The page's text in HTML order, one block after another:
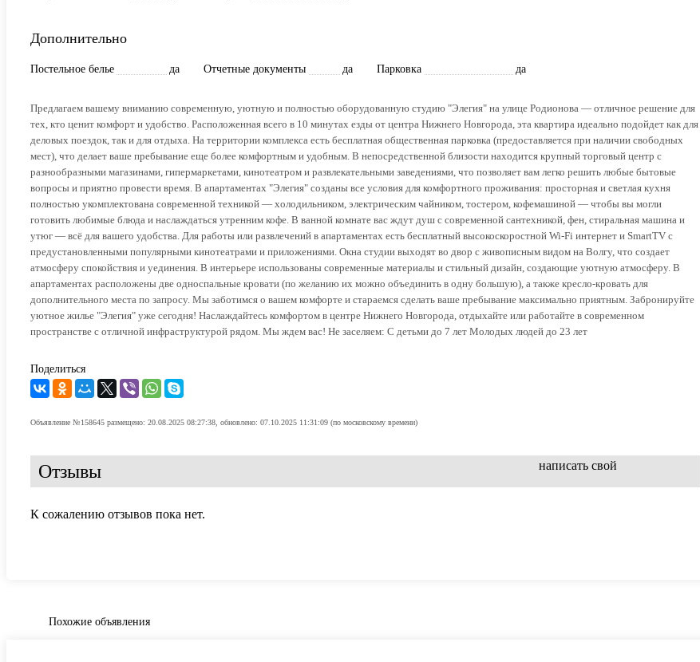
Дополнительно
Постельное белье да Отчетные документы да Парковка да
Предлагаем вашему вниманию современную, уютную и полностью оборудованную студию "Элегия" на улице Родионова — отличное решение для
тех, кто ценит комфорт и удобство. Расположенная всего в 10 минутах езды от центра Нижнего Новгорода, эта квартира идеально подойдет как для
деловых поездок, так и для отдыха. На территории комплекса есть бесплатная общественная парковка (предоставляется при наличии свободных
мест), что делает ваше пребывание еще более комфортным и удобным. В непосредственной близости находится крупный торговый центр с
разнообразными магазинами, гипермаркетами, кинотеатром и развлекательными заведениями, что позволяет вам легко решить любые бытовые
вопросы и приятно провести время. В апартаментах "Элегия" созданы все условия для комфортного проживания: просторная и светлая кухня
полностью укомплектована современной техникой — холодильником, электрическим чайником, тостером, кофемашиной — чтобы вы могли
готовить любимые блюда и наслаждаться утренним кофе. В ванной комнате вас ждут душ с современной сантехникой, фен, стиральная машина и
утюг — всё для вашего удобства. Для работы или развлечений в апартаментах есть бесплатный высокоскоростной Wi-Fi интернет и SmartTV с
предустановленными популярными кинотеатрами и приложениями. Окна студии выходят во двор с живописным видом на Волгу, что создает
атмосферу спокойствия и уединения. В интерьере использованы современные материалы и стильный дизайн, создающие уютную атмосферу. В
апартаментах расположены две односпальные кровати (по желанию их можно объединить в одну большую), а также кресло-кровать для
дополнительного места по запросу. Мы заботимся о вашем комфорте и стараемся сделать ваше пребывание максимально приятным. Забронируйте
уютное жилье "Элегия" уже сегодня! Наслаждайтесь комфортом в центре Нижнего Новгорода, отдыхайте или работайте в современном
пространстве с отличной инфраструктурой рядом. Мы ждем вас! Не заселяем: С детьми до 7 лет Молодых людей до 23 лет
Поделиться
Объявление №158645 размещено: 20.08.2025 08:27:38, обновлено: 07.10.2025 11:31:09 (по московскому времени)
Отзывы написать свой
К сожалению отзывов пока нет.
Похожие объявления